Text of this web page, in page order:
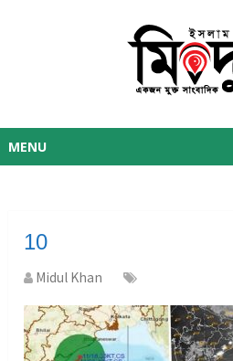
MENU
10
Midul Khan